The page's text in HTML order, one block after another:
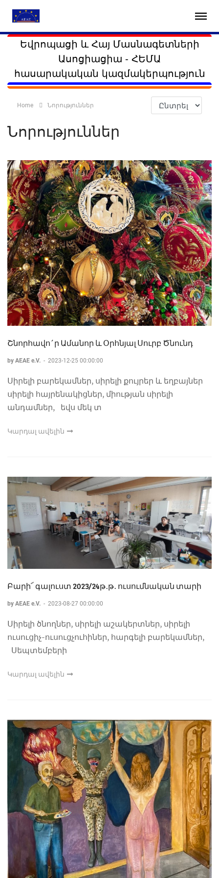
Եվրոպացի և Հայ Մասնագետների
Ասոցիացիա - ՀԵՄԱ
հասարակական կազմակերպություն
Home Նորություններ
Նորություններ
Շնորհավո´ր Ամանոր և Օրհնյալ Սուրբ Ծնունդ
by AEAE e.V. - 2023-12-25 00:00:00
Սիրելի բարեկամներ, սիրելի քույրեր և եղբայներ
սիրելի հայրենակիցներ, միության սիրելի
անդամներ, եվս մեկ տ
Կարդալ ավելին
Բարի՜ գալուստ 2023/24թ․թ․ ուսումնական տարի
by AEAE e.V. - 2023-08-27 00:00:00
Սիրելի ծնողներ, սիրելի աշակերտներ, սիրելի
ուսուցիչ-ուսուցչուհիներ, հարգելի բարեկամներ,
Սեպտեմբերի
Կարդալ ավելին